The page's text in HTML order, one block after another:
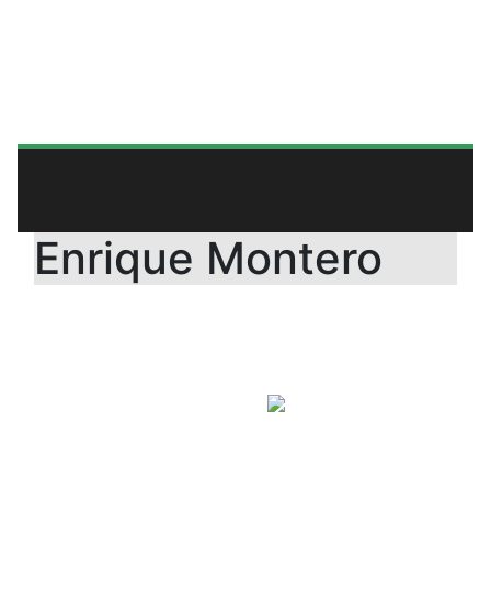
Enrique Montero